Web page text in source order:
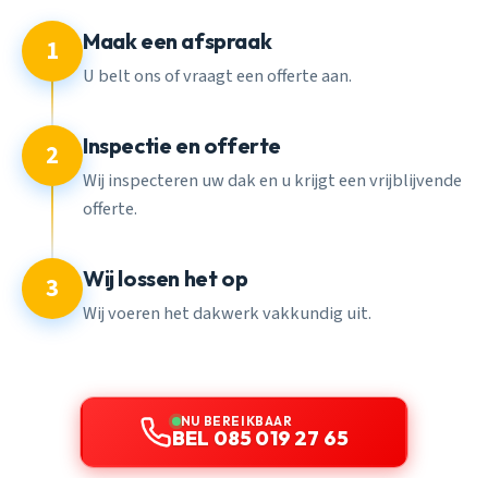
1 Maak een afspraak
U belt ons of vraagt een offerte aan.
2 Inspectie en offerte
Wij inspecteren uw dak en u krijgt een vrijblijvende
offerte.
3 Wij lossen het op
Wij voeren het dakwerk vakkundig uit.
NU BEREIKBAAR
BEL 085 019 27 65